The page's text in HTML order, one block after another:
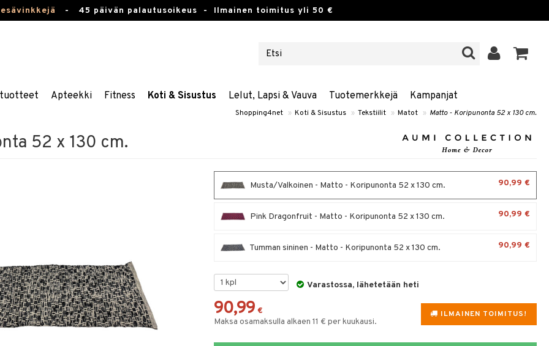
- 45 päivän palautusoikeus - Ilmainen toimitus yli 50 €
Apteekki Fitness Koti & Sisustus Lelut, Lapsi & Vauva Tuotemerkkejä Kampanjat
Shopping4net » Koti & Sisustus » Tekstiilit » Matot » Matto - Koripunonta 52 x 130 cm.
52 x 130 cm.
Musta/Valkoinen - Matto - Koripunonta 52 x 130 cm. 90,99 €
Pink Dragonfruit - Matto - Koripunonta 52 x 130 cm. 90,99 €
Tumman sininen - Matto - Koripunonta 52 x 130 cm. 90,99 €
Varastossa, lähetetään heti
ILMAINEN TOIMITUS!
90,99 €
Maksa osamaksulla alkaen 11 € per kuukausi.